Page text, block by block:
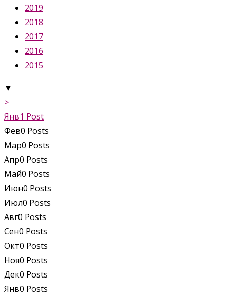
2019
2018
2017
2016
2015
▼
>
Янв1 Post
Фев0 Posts
Мар0 Posts
Апр0 Posts
Май0 Posts
Июн0 Posts
Июл0 Posts
Авг0 Posts
Сен0 Posts
Окт0 Posts
Ноя0 Posts
Дек0 Posts
Янв0 Posts